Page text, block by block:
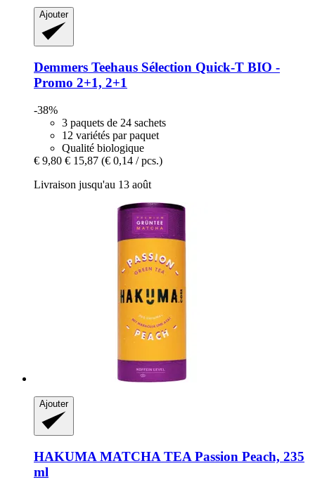
Ajouter
Demmers Teehaus Sélection Quick-​T BIO -​
Promo 2+1, 2+1
-38%
3 paquets de 24 sachets
12 variétés par paquet
Qualité biologique
€ 9,80 € 15,87 (€ 0,14 / pcs.)
Livraison jusqu'au 13 août
Ajouter
HAKUMA MATCHA TEA Passion Peach, 235
ml